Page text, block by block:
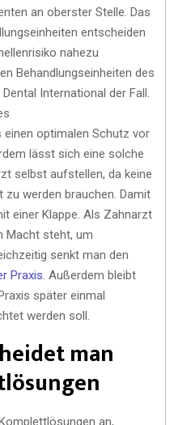
an oberster Stelle. Das
entscheiden
nahezu
Behandlungseinheiten des
International der Fall.
optimalen Schutz vor
lässt sich eine solche
selbst aufstellen, da keine
zu werden brauchen. Damit
einer Klappe. Als Zahnarzt
Macht steht, um
senkt man den
Praxis . Außerdem bleibt
später einmal
werden soll.
man
an,